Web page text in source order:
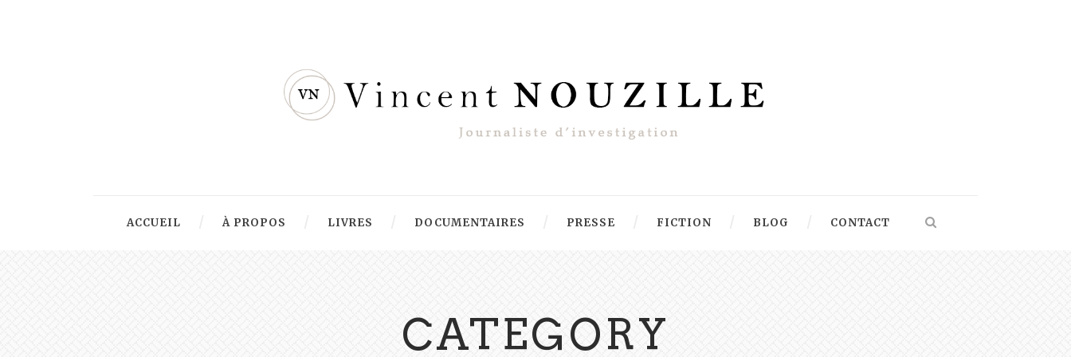
ACCUEIL À PROPOS LIVRES DOCUMENTAIRES PRESSE FICTION BLOG CONTACT
CATEGORY